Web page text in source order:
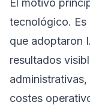
El motivo
tecnológico. Es
que adoptaron
resultados
costes